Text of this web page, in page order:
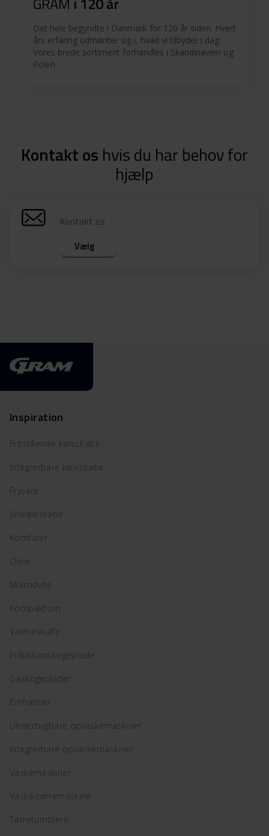
Det hele begyndte i Danmark for 120 år siden. Hvert
års erfaring udmønter sig i, hvad vi tilbyder i dag.
Vores brede sortiment forhandles i Skandinavien og
Polen.
Kontakt os hvis du har behov for
hjælp
Kontakt os
Vælg
Inspiration
Fritstående køleskabe
Integrerbare køleskabe
Frysere
Vinkøleskabe
Komfurer
Ovne
Mikroovne
Kompaktovn
Varmeskuffe
Induktionskogeplade
Gaskogeplader
Emhætter
Underbygbare opvaskemaskiner
Integrerbare opvaskemaskiner
Vaskemaskiner
Vaske-tørremaskine
Tørretumblere